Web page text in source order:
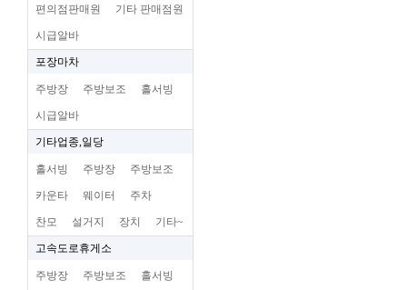
편의점판매원 기타 판매점원
시급알바
포장마차
주방장 주방보조 홀서빙
시급알바
기타업종,일당
홀서빙 주방장 주방보조
카운타 웨이터 주차
찬모 설거지 장치 기타~
고속도로휴게소
주방장 주방보조 홀서빙